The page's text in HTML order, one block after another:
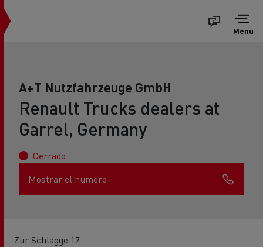
Menu
A+T Nutzfahrzeuge GmbH
Renault Trucks dealers at
Garrel, Germany
Cerrado
Mostrar el numero
Zur Schlagge 17